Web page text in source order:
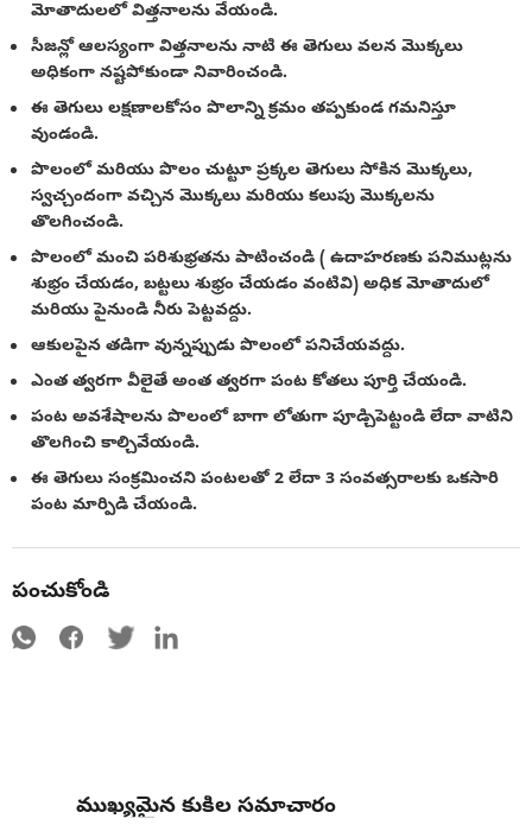
మోతాదులలో విత్తనాలను వేయండి.
సీజన్లో ఆలస్యంగా విత్తనాలను నాటి ఈ తెగులు వలన మొక్కలు
అధికంగా నష్టపోకుండా నివారించండి.
ఈ తెగులు లక్షణాలకోసం పొలాన్ని క్రమం తప్పకుండ గమనిస్తూ
వుండండి.
పొలంలో మరియు పొలం చుట్టూ ప్రక్కల తెగులు సోకిన మొక్కలు,
స్వచ్చందంగా వచ్చిన మొక్కలు మరియు కలుపు మొక్కలను
తొలగించండి.
పొలంలో మంచి పరిశుభ్రతను పాటించండి ( ఉదాహరణకు పనిముట్లను
శుభ్రం చేయడం, బట్టలు శుభ్రం చేయడం వంటివి) అధిక మోతాదులో
మరియు పైనుండి నీరు పెట్టవద్దు.
ఆకులపైన తడిగా వున్నప్పుడు పొలంలో పనిచేయవద్దు.
ఎంత త్వరగా వీలైతే అంత త్వరగా పంట కోతలు పూర్తి చేయండి.
పంట అవశేషాలను పొలంలో బాగా లోతుగా పూడ్చిపెట్టండి లేదా వాటిని
తొలగించి కాల్చివేయండి.
ఈ తెగులు సంక్రమించని పంటలతో 2 లేదా 3 సంవత్సరాలకు ఒకసారి
పంట మార్పిడి చేయండి.
పంచుకోండి
ముఖ్యమైన కుకీల సమాచారం